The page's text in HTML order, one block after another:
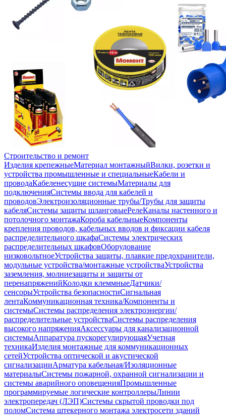
Строительство и ремонт
Изделия крепежныеМатериал монтажныйВилки, розетки и
устройства промышленные и специальныеКабели и
проводаКабеленесущие системыМатериалы для
подключенияСистемы ввода для кабелей и
проводовЭлектроизоляционные трубы/Трубы для защиты
кабеляСистемы защиты шланговыеРелеКаналы настенного и
потолочного монтажаКороба кабельныеКомпоненты
крепления проводов, кабельных вводов и фиксации кабеля
распределительного шкафаСистемы электрических
распределительных шкафовОборудование
низковольтноеУстройства защиты, плавкие предохранители,
модульные устройства/монтажные устройстваУстройства
заземления, молниезащиты и защиты от
перенапряженийКолодки клеммныеДатчики/
сенсорыУстройства безопасностиСигнальная
лентаКоммуникационная техника/Компоненты и
системыСистемы распределения электроэнергии/
распределительные устройстваСистемы распределения
высокого напряженияАксессуары для канализационной
системыАппаратура пускорегулирующаяУчетная
техникаИзделия монтажные для коммуникационных
сетейУстройства оптической и акустической
сигнализацииАрматура кабельная/Изоляционные
материалыСистемы пожарной, охранной сигнализации и
системы аварийного оповещенияПромышленные
программируемые логические контроллерыЛинии
электропередач (ЛЭП)Системы скрытой проводки под
поломСистема штекерного монтажа электросети зданий